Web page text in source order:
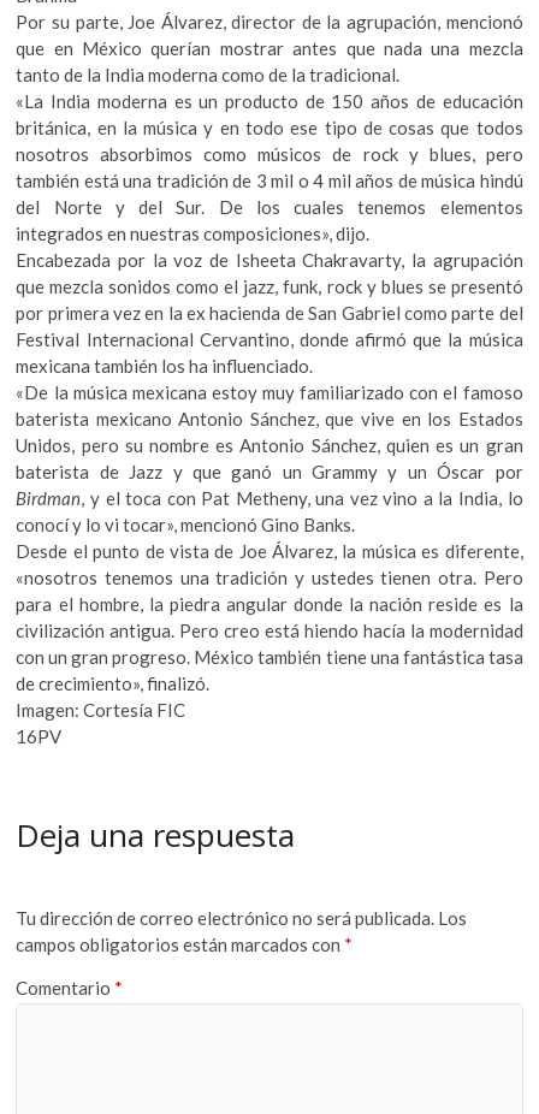
Por su parte, Joe Álvarez, director de la agrupación, mencionó
que en México querían mostrar antes que nada una mezcla
tanto de la India moderna como de la tradicional.
«La India moderna es un producto de 150 años de educación
británica, en la música y en todo ese tipo de cosas que todos
nosotros absorbimos como músicos de rock y blues, pero
también está una tradición de 3 mil o 4 mil años de música hindú
del Norte y del Sur. De los cuales tenemos elementos
integrados en nuestras composiciones», dijo.
Encabezada por la voz de Isheeta Chakravarty, la agrupación
que mezcla sonidos como el jazz, funk, rock y blues se presentó
por primera vez en la ex hacienda de San Gabriel como parte del
Festival Internacional Cervantino, donde afirmó que la música
mexicana también los ha influenciado.
«De la música mexicana estoy muy familiarizado con el famoso
baterista mexicano Antonio Sánchez, que vive en los Estados
Unidos, pero su nombre es Antonio Sánchez, quien es un gran
baterista de Jazz y que ganó un Grammy y un Óscar por
Birdman, y el toca con Pat Metheny, una vez vino a la India, lo
conocí y lo vi tocar», mencionó Gino Banks.
Desde el punto de vista de Joe Álvarez, la música es diferente,
«nosotros tenemos una tradición y ustedes tienen otra. Pero
para el hombre, la piedra angular donde la nación reside es la
civilización antigua. Pero creo está hiendo hacía la modernidad
con un gran progreso. México también tiene una fantástica tasa
de crecimiento», finalizó.
Imagen: Cortesía FIC
16PV
Deja una respuesta
Tu dirección de correo electrónico no será publicada. Los
campos obligatorios están marcados con *
Comentario *